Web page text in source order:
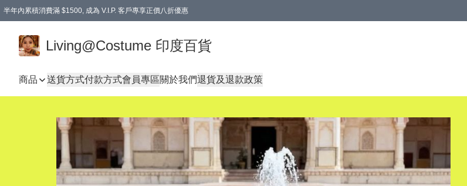
半年內累積消費滿 $1500, 成為 V.I.P. 客戶專享正價八折優惠
Living@Costume 印度百貨
商品 送貨方式付款方式會員專區關於我們退貨及退款政策